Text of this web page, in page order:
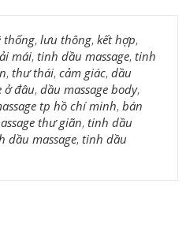
thống, lưu thông, kết hợp,
mái, tinh dầu massage, tinh
, thư thái, cảm giác, dầu
ở đâu, dầu massage body,
tp hồ chí minh, bán
thư giãn, tinh dầu
dầu massage, tinh dầu